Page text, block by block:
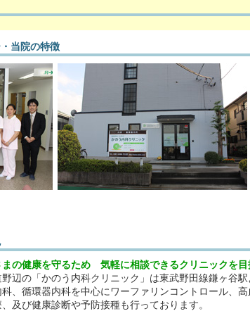
当院の特徴
まの健康を守るため 気軽に相談できるクリニックを目
辺の「かのう内科クリニック」は東武野田線鎌ヶ谷
、循環器内科を中心にワーファリンコントロール、
及び健康診断や予防接種も行っております。